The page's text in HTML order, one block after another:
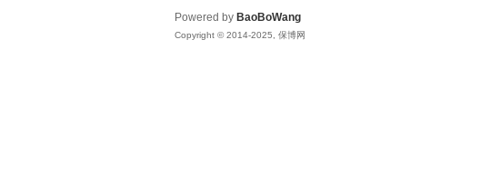
Powered by BaoBoWang
Copyright © 2014-2025, 保博网